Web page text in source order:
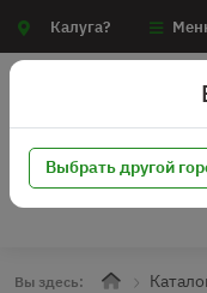
Калуга?
Вы здесь:
Выбрать другой